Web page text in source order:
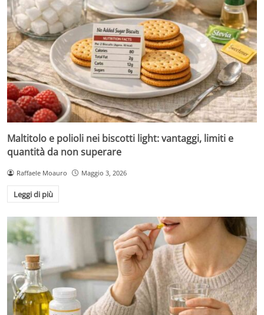
Maltitolo e polioli nei biscotti light: vantaggi, limiti e
quantità da non superare
Raffaele Moauro Maggio 3, 2026
Leggi di più